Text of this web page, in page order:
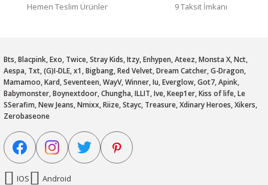
Hemen Teslim Ürünler 9 Taksit İmkanı
Bts, Blacpink, Exo, Twice, Stray Kids, Itzy, Enhypen, Ateez, Monsta X, Nct,
Aespa, Txt, (G)I-DLE, x1, Bigbang, Red Velvet, Dream Catcher, G-Dragon,
Mamamoo, Kard, Seventeen, WayV, Winner, Iu, Everglow, Got7, Apink,
Babymonster, Boynextdoor, Chungha, ILLIT, Ive, Keep1er, Kiss of life, Le
SSerafim, New Jeans, Nmixx, Riize, Stayc, Treasure, Xdinary Heroes, Xikers,
Zerobaseone
IOS Android